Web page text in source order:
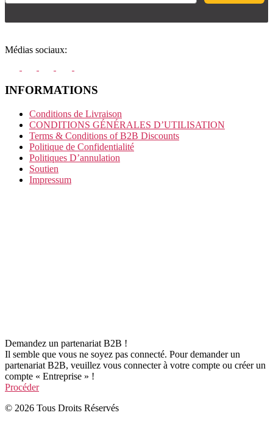
Médias sociaux:
INFORMATIONS
Conditions de Livraison
CONDITIONS GÉNÉRALES D’UTILISATION
Terms & Conditions of B2B Discounts
Politique de Confidentialité
Politiques D’annulation
Soutien
Impressum
Demandez un partenariat B2B !
Il semble que vous ne soyez pas connecté. Pour demander un
partenariat B2B, veuillez vous connecter à votre compte ou créer un
compte « Entreprise » !
Procéder
© 2026 Tous Droits Réservés